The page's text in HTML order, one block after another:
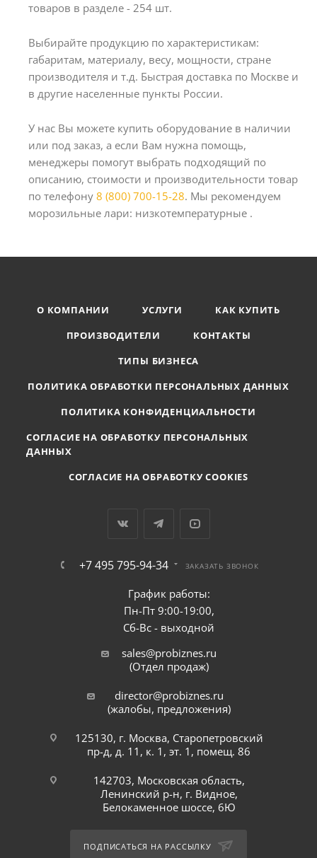
товаров в разделе - 254 шт.
Выбирайте продукцию по характеристикам:
габаритам, материалу, весу, мощности, стране
производителя и т.д. Быстрая доставка по Москве и
в другие населенные пункты России.
У нас Вы можете купить оборудование в наличии
или под заказ, а если Вам нужна помощь,
менеджеры помогут выбрать подходящий по
описанию, стоимости и производительности товар
по телефону 8 (800) 700-15-28. Мы рекомендуем
морозильные лари: низкотемпературные .
О КОМПАНИИ УСЛУГИ
КАК КУПИТЬ
ПРОИЗВОДИТЕЛИ
КОНТАКТЫ
ТИПЫ БИЗНЕСА
ПОЛИТИКА ОБРАБОТКИ ПЕРСОНАЛЬНЫХ ДАННЫХ
ПОЛИТИКА КОНФИДЕНЦИАЛЬНОСТИ
СОГЛАСИЕ НА ОБРАБОТКУ ПЕРСОНАЛЬНЫХ
ДАННЫХ
СОГЛАСИЕ НА ОБРАБОТКУ COOKIES
+7 495 795-94-34 ЗАКАЗАТЬ ЗВОНОК
График работы:
Пн-Пт 9:00-19:00,
Сб-Вс - выходной
sales@probiznes.ru
(Отдел продаж)
director@probiznes.ru
(жалобы, предложения)
125130, г. Москва, Старопетровский
пр-д, д. 11, к. 1, эт. 1, помещ. 86
142703, Московская область,
Ленинский р-н, г. Видное,
Белокаменное шоссе, 6Ю
ПОДПИСАТЬСЯ НА РАССЫЛКУ